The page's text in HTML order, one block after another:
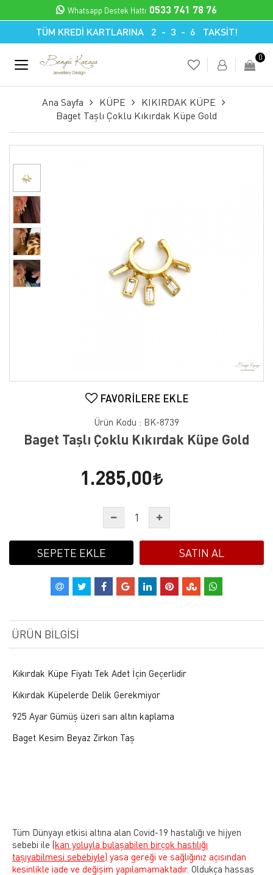
TÜM KREDİ KARTLARINA 2 - 3 - 6 TAKSİT!
Whatsapp Destek Hattı 0533 741 78 76
0
Ana Sayfa KÜPE
KIKIRDAK KÜPE
Baget Taşlı Çoklu Kıkırdak Küpe Gold
FAVORILERE EKLE
Ürün Kodu : BK-8739
Baget Taşlı Çoklu Kıkırdak Küpe Gold
1.285,00
SEPETE EKLE SATIN AL
ÜRÜN BILGISI
Kıkırdak Küpe Fiyatı Tek Adet İçin Geçerlidir
Kıkırdak Küpelerde Delik Gerekmiyor
925 Ayar Gümüş üzeri sarı altın kaplama
Baget Kesim Beyaz Zirkon Taş
Tüm Dünyayı etkisi altına alan Covid-19 hastalığı ve hijyen
sebebi ile (kan yoluyla bulaşabilen birçok hastılığı
taşıyabilmesi sebebiyle) yasa gereği ve sağlığınız açısından
kesinlikle iade ve değişim yapılamamaktadır. Oldukça hassas